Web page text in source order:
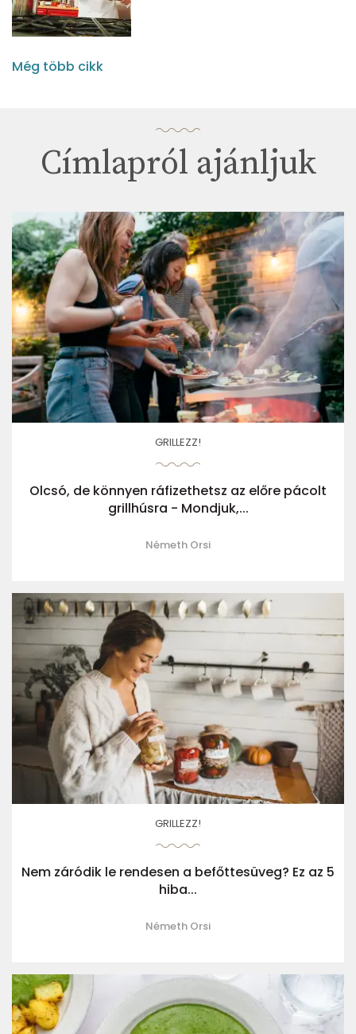
Még több cikk
Címlapról ajánljuk
GRILLEZZ!
Olcsó, de könnyen ráfizethetsz az előre pácolt
grillhúsra - Mondjuk,...
Németh Orsi
GRILLEZZ!
Nem záródik le rendesen a befőttesüveg? Ez az 5
hiba...
Németh Orsi